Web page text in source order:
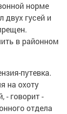
норме
двух гусей и
в районном
путевка.
на охоту
- говорит -
отдела